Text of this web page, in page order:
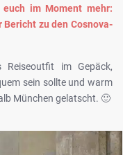
im Moment mehr:
zu den Cosnova-
im Gepäck,
sein sollte und warm
München gelatscht. 🙂